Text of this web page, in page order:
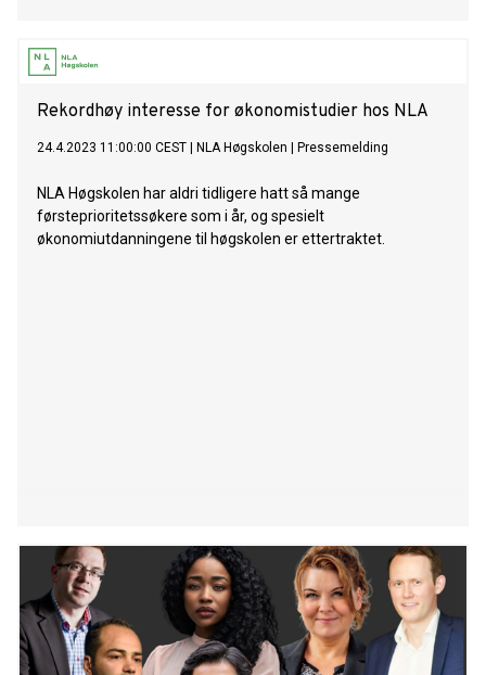
Rekordhøy interesse for økonomistudier hos NLA
24.4.2023 11:00:00 CEST NLA Høgskolen Pressemelding
NLA Høgskolen har aldri tidligere hatt så mange
førsteprioritetssøkere som i år, og spesielt
økonomiutdanningene til høgskolen er ettertraktet.